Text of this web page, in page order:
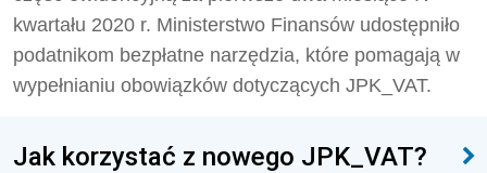
kwartału 2020 r. Ministerstwo Finansów udostępniło
podatnikom bezpłatne narzędzia, które pomagają w
wypełnianiu obowiązków dotyczących JPK_VAT.
Jak korzystać z nowego JPK_VAT?